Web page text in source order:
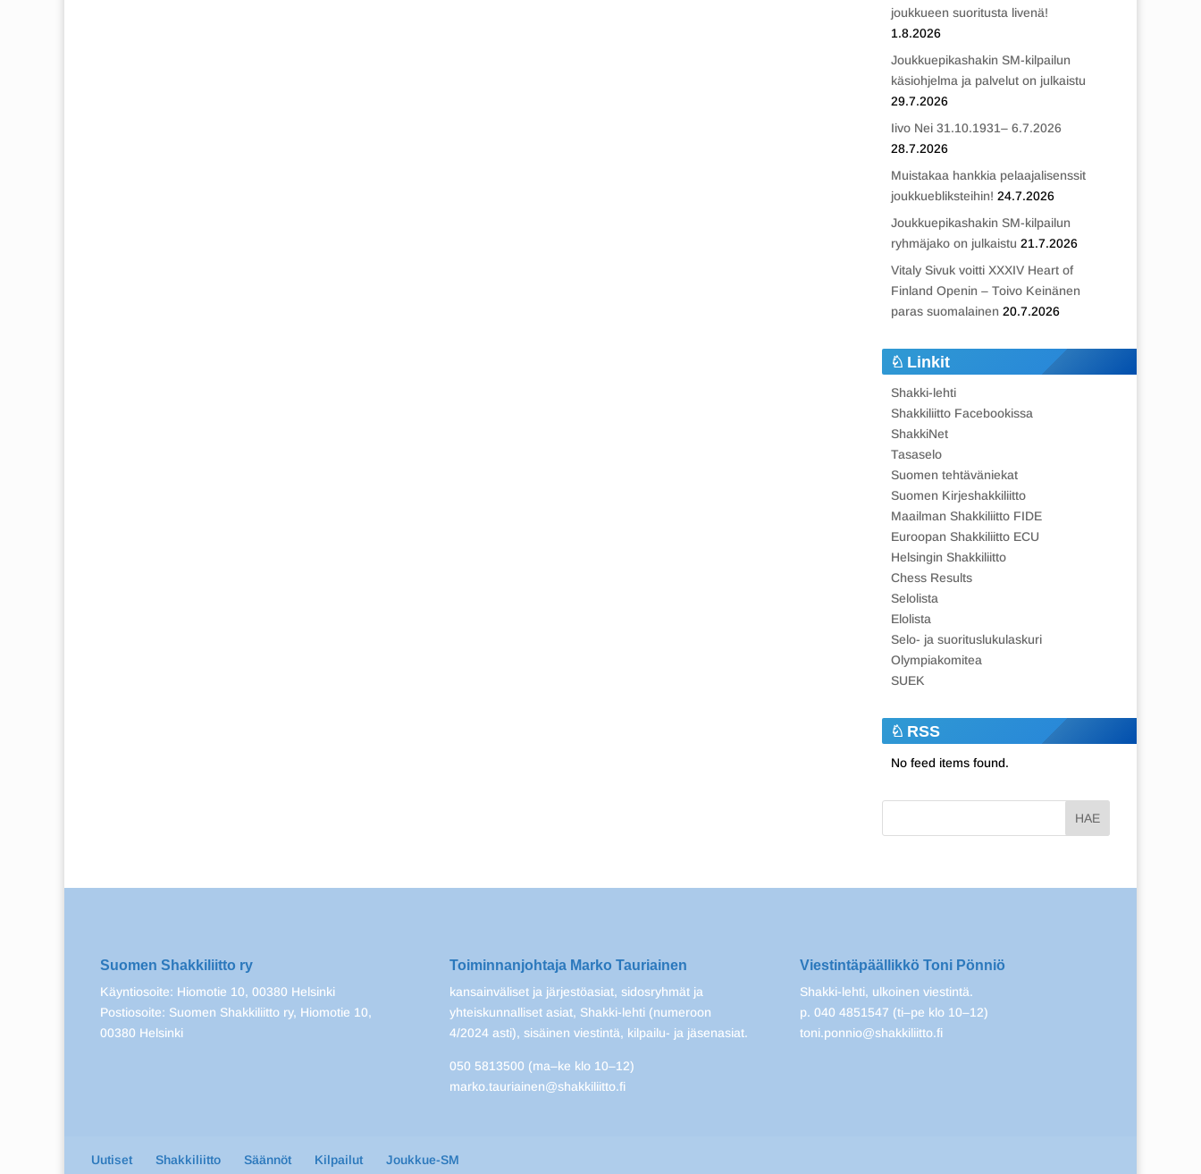
joukkueen suoritusta livenä!
1.8.2026
Joukkuepikashakin SM-kilpailun
käsiohjelma ja palvelut on julkaistu
29.7.2026
Iivo Nei 31.10.1931– 6.7.2026
28.7.2026
Muistakaa hankkia pelaajalisenssit
joukkuebliksteihin! 24.7.2026
Joukkuepikashakin SM-kilpailun
ryhmäjako on julkaistu 21.7.2026
Vitaly Sivuk voitti XXXIV Heart of
Finland Openin – Toivo Keinänen
paras suomalainen 20.7.2026
Linkit
Shakki-lehti
Shakkiliitto Facebookissa
ShakkiNet
Tasaselo
Suomen tehtäväniekat
Suomen Kirjeshakkiliitto
Maailman Shakkiliitto FIDE
Euroopan Shakkiliitto ECU
Helsingin Shakkiliitto
Chess Results
Selolista
Elolista
Selo- ja suorituslukulaskuri
Olympiakomitea
SUEK
RSS
No feed items found.
Suomen Shakkiliitto ry
Käyntiosoite: Hiomotie 10, 00380 Helsinki
Postiosoite: Suomen Shakkiliitto ry, Hiomotie 10,
00380 Helsinki
Toiminnanjohtaja Marko Tauriainen
kansainväliset ja järjestöasiat, sidosryhmät ja
yhteiskunnalliset asiat, Shakki-lehti (numeroon
4/2024 asti), sisäinen viestintä, kilpailu- ja jäsenasiat.
050 5813500 (ma–ke klo 10–12)
marko.tauriainen@shakkiliitto.fi
Viestintäpäällikkö Toni Pönniö
Shakki-lehti, ulkoinen viestintä.
p. 040 4851547 (ti–pe klo 10–12)
toni.ponnio@shakkiliitto.fi
Uutiset Shakkiliitto Säännöt Kilpailut Joukkue-SM